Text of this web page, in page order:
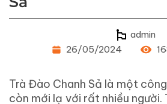
admin
26/05/2024
Trà Đào Chanh Sả là một
còn mới lạ với rất nhiều người.